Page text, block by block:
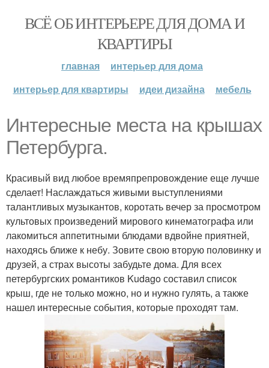
ВСЁ ОБ ИНТЕРЬЕРЕ ДЛЯ ДОМА И
КВАРТИРЫ
главная
интерьер для дома
интерьер для квартиры
идеи дизайна мебель
Интересные места на крышах
Петербурга.
Красивый вид любое времяпрепровождение еще лучше
сделает! Наслаждаться живыми выступлениями
талантливых музыкантов, коротать вечер за просмотром
культовых произведений мирового кинематографа или
лакомиться аппетитными блюдами вдвойне приятней,
находясь ближе к небу. Зовите свою вторую половинку и
друзей, а страх высоты забудьте дома. Для всех
петербургских романтиков Kudago составил список
крыш, где не только можно, но и нужно гулять, а также
нашел интересные события, которые проходят там.